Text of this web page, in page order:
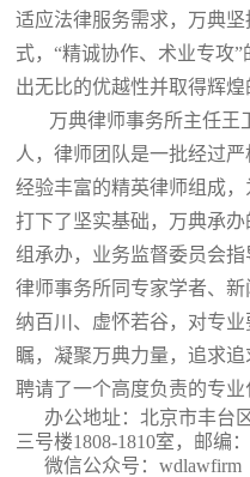
适应法律服务需求，万典
式，“精诚协作、术业专攻
出无比的优越性并取得辉煌
万典律师事务所主任王
人，律师团队是一批经过
经验丰富的精英律师组成
打下了坚实基础，万典承
组承办，业务监督委员会
律师事务所同专家学者、
纳百川、虚怀若谷，对专
瞩，凝聚万典力量，追求
聘请了一个高度负责的专业
办公地址：北京市丰台
三号楼1808-1810室 ，邮编
微信公众号：wdlawfirm